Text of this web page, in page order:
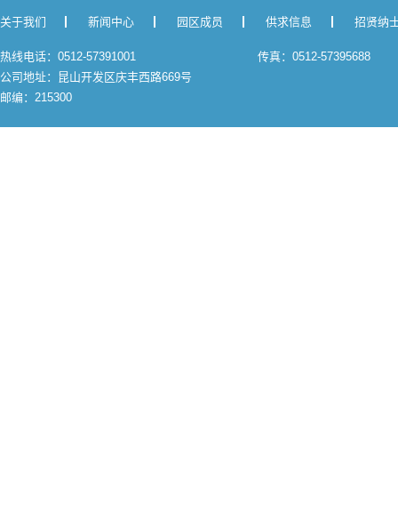
关于我们 新闻中心 园区成员 供求信息 招贤纳
热线电话：0512-57391001
传真：0512-57395688
公司地址：昆山开发区庆丰西路669号
邮编：215300